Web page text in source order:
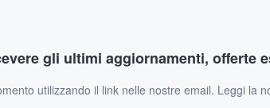
gli ultimi aggiornamenti, offerte
utilizzando il link nelle nostre email. Leggi la